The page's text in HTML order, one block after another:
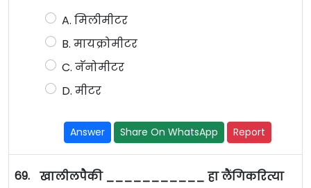
A. मिलीमीटर
B. मायक्रोमीटर
C. नॅनोमीटर
D. मीटर
Answer Share On WhatsApp Report
69. खालीलपैकी ___________ हा लैंगिकरित्या